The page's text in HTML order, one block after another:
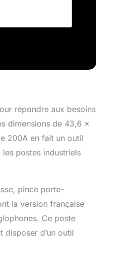
de manière
CORED FLUX, le
la vitesse
soudeurs
connexion
le bricolage à
HITBOX
du fil qui
de soudage
1X pince de
1X tube de
problème
en premier lieu.
vous aidera à
répondre aux besoins
dimensions de 43,6 x
200A en fait un outil
postes industriels
pince porte-
la version française
Ce poste
disposer d’un outil